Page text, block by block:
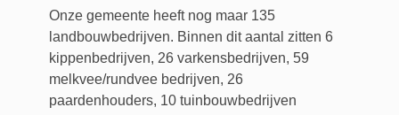
Onze gemeente heeft nog maar 135
landbouwbedrijven. Binnen dit aantal zitten 6
kippenbedrijven, 26 varkensbedrijven, 59
melkvee/rundvee bedrijven, 26
paardenhouders, 10 tuinbouwbedrijven